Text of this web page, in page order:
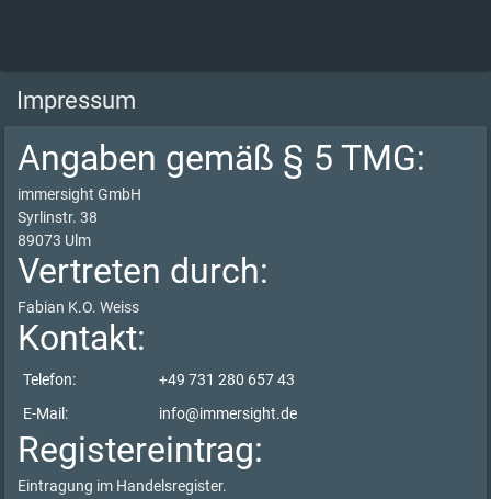
Impressum
Angaben gemäß § 5 TMG:
immersight GmbH
Syrlinstr. 38
89073 Ulm
Vertreten durch:
Fabian K.O. Weiss
Kontakt:
Telefon:
+49 731 280 657 43
E-Mail:
info@immersight.de
Registereintrag:
Eintragung im Handelsregister.